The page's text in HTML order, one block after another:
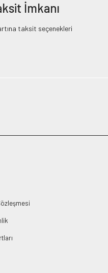
İmkanı
taksit seçenekleri